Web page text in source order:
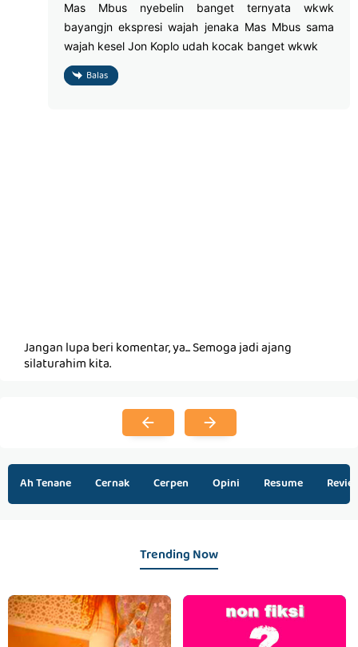
Mas Mbus nyebelin banget ternyata wkwk
bayangjn ekspresi wajah jenaka Mas Mbus sama
wajah kesel Jon Koplo udah kocak banget wkwk
Balas
Jangan lupa beri komentar, ya... Semoga jadi ajang
silaturahim kita.
Ah Tenane Cernak Cerpen Opini Resume
Trending Now